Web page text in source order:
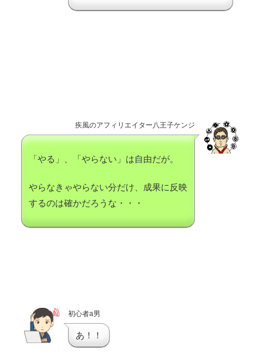
疾風のアフィリエイター八王子ケンジ
「やる」、「やらない」は自由だが。
やらなきゃやらない分だけ、成果に反映
するのは確かだろうな・・・
初心者a男
あ！！